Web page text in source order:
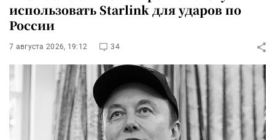
использовать Starlink для ударов по
России
7 августа 2026, 19:12 34